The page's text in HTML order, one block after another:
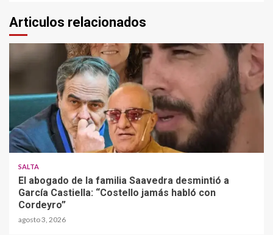
Articulos relacionados
SALTA
El abogado de la familia Saavedra desmintió a
García Castiella: “Costello jamás habló con
Cordeyro”
agosto 3, 2026